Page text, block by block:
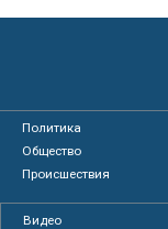
Политика
Общество
Происшествия
Видео